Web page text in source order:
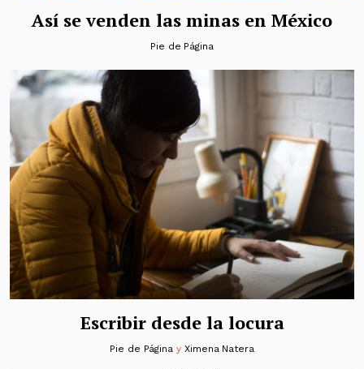
Así se venden las minas en México
Pie de Página
Escribir desde la locura
Pie de Página y Ximena Natera